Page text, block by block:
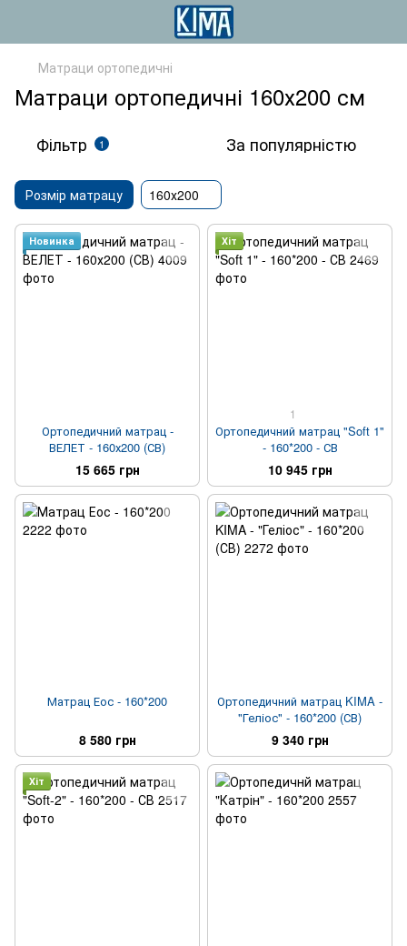
Матраци ортопедичні
Матраци ортопедичні 160х200 см
Фільтр 1 За популярністю
Розмір матрацу 160х200
Новинка
Ортопедичний матрац -
ВЕЛЕТ - 160х200 (СВ)
15 665 грн
Хіт
1
Ортопедичний матрац "Soft 1"
- 160*200 - СВ
10 945 грн
Матрац Еос - 160*200
8 580 грн
Ортопедичний матрац KIMA -
"Геліос" - 160*200 (СВ)
9 340 грн
Хіт